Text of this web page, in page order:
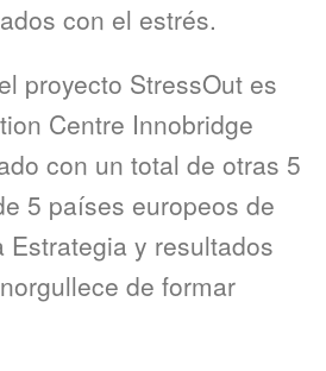
con el estrés.
proyecto StressOut es
Centre Innobridge
con un total de otras 5
5 países europeos de
Estrategia y resultados
de formar